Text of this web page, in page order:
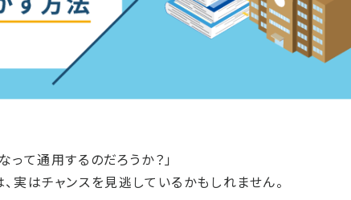
て通用するのだろうか？」
実はチャンスを見逃しているかもしれません。